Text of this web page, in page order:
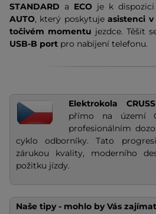
STANDARD a ECO je k
AUTO, který poskytujeasistenci v
točivém momentu jezdce. Těšit
USB-B port pro nabíjení telefonu.
Elektrokola
přímo na území
profesionálním
cyklo odborníky. Tato
zárukou kvality, moderního
požitku jízdy.
Naše tipy - mohlo by Vás